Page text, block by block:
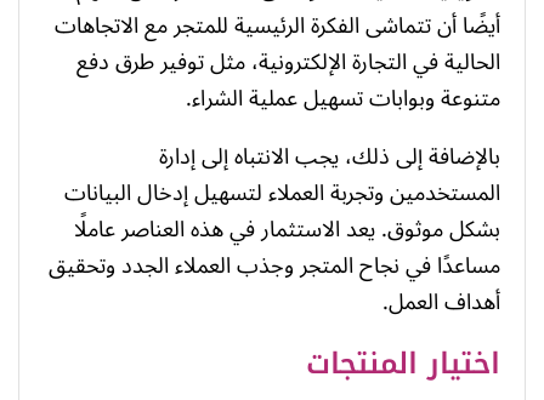
أيضًا أن تتماشى الفكرة الرئيسية للمتجر مع الاتجاهات
الحالية في التجارة الإلكترونية، مثل توفير طرق دفع
متنوعة وبوابات تسهيل عملية الشراء.
بالإضافة إلى ذلك، يجب الانتباه إلى إدارة
المستخدمين وتجربة العملاء لتسهيل إدخال البيانات
بشكل موثوق. يعد الاستثمار في هذه العناصر عاملًا
مساعدًا في نجاح المتجر وجذب العملاء الجدد وتحقيق
أهداف العمل.
اختيار المنتجات